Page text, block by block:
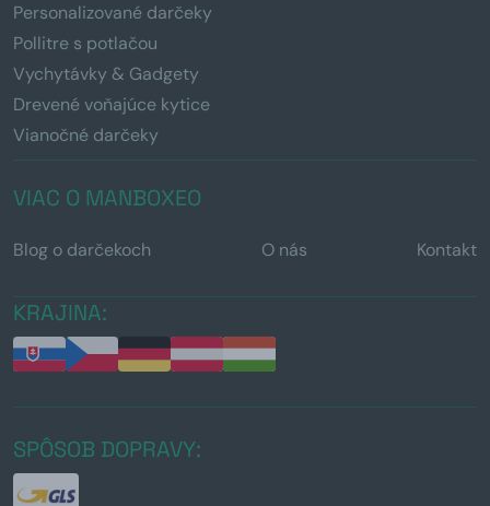
Personalizované darčeky
Pollitre s potlačou
Vychytávky & Gadgety
Drevené voňajúce kytice
Vianočné darčeky
VIAC O MANBOXEO
Blog o darčekoch O nás Kontakt
KRAJINA:
SPÔSOB DOPRAVY: